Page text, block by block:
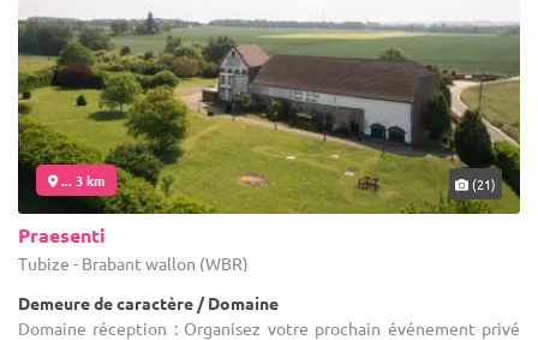
... 3 km (21)
Praesenti
Tubize - Brabant wallon (WBR)
Demeure de caractère / Domaine
Domaine réception : Organisez votre prochain événement privé